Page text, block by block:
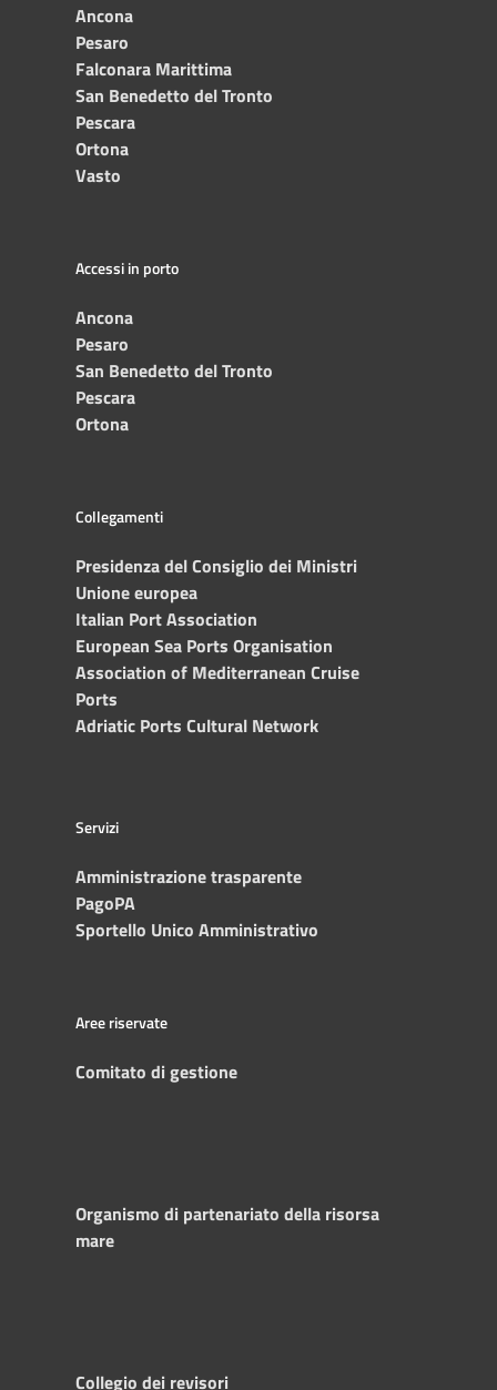
Ancona
Pesaro
Falconara Marittima
San Benedetto del Tronto
Pescara
Ortona
Vasto
Accessi in porto
Ancona
Pesaro
San Benedetto del Tronto
Pescara
Ortona
Collegamenti
Presidenza del Consiglio dei Ministri
Unione europea
Italian Port Association
European Sea Ports Organisation
Association of Mediterranean Cruise
Ports
Adriatic Ports Cultural Network
Servizi
Amministrazione trasparente
PagoPA
Sportello Unico Amministrativo
Aree riservate
Comitato di gestione
Organismo di partenariato della risorsa
mare
Collegio dei revisori